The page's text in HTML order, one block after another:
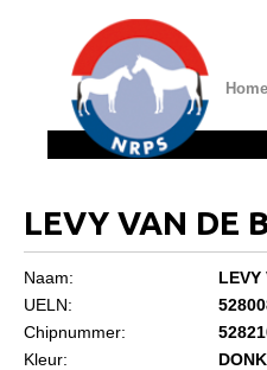
Home
Over NRPS
LEVY VAN DE
Naam:
LEVY
UELN:
Chipnummer:
Kleur: